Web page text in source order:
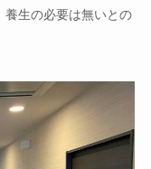
養生の必要は無いとの